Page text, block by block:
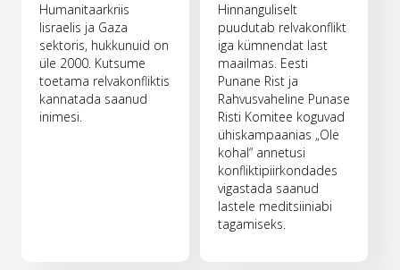
Humanitaarkriis
Iisraelis ja Gaza
sektoris, hukkunuid on
üle 2000. Kutsume
toetama relvakonfliktis
kannatada saanud
inimesi.
Hinnanguliselt
puudutab relvakonflikt
iga kümnendat last
maailmas. Eesti
Punane Rist ja
Rahvusvaheline Punase
Risti Komitee koguvad
ühiskampaanias „Ole
kohal“ annetusi
konfliktipiirkondades
vigastada saanud
lastele meditsiiniabi
tagamiseks.